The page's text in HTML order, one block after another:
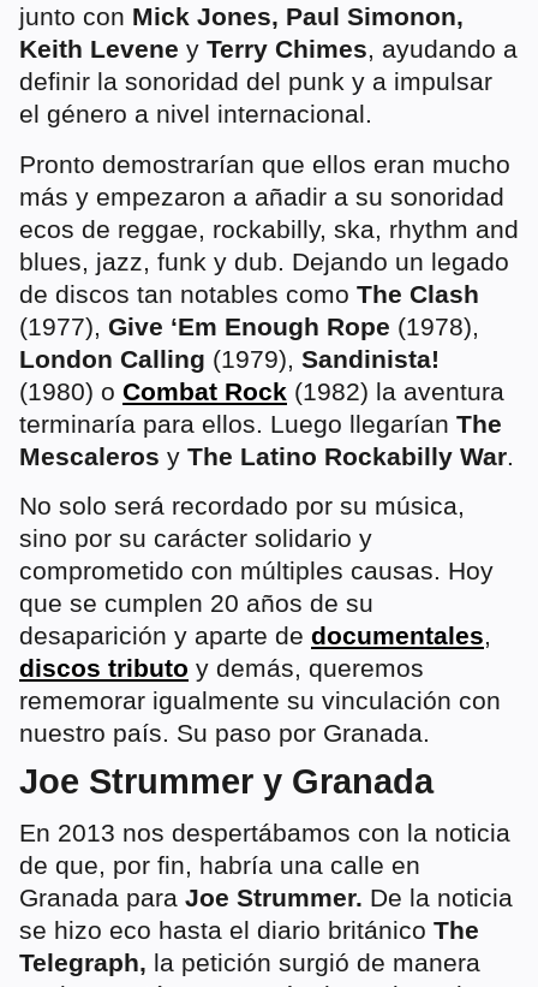
junto con Mick Jones, Paul Simonon,
Keith Levene y Terry Chimes, ayudando a
definir la sonoridad del punk y a impulsar
el género a nivel internacional.
Pronto demostrarían que ellos eran mucho
más y empezaron a añadir a su sonoridad
ecos de reggae, rockabilly, ska, rhythm and
blues, jazz, funk y dub. Dejando un legado
de discos tan notables como The Clash
(1977), Give ‘Em Enough Rope (1978),
London Calling (1979), Sandinista!
(1980) o Combat Rock (1982) la aventura
terminaría para ellos. Luego llegarían The
Mescaleros y The Latino Rockabilly War
No solo será recordado por su música,
sino por su carácter solidario y
comprometido con múltiples causas. Hoy
que se cumplen 20 años de su
desaparición y aparte de documentales,
discos tributo y demás, queremos
rememorar igualmente su vinculación con
nuestro país. Su paso por Granada.
Joe Strummer y Granada
En 2013 nos despertábamos con la noticia
de que, por fin, habría una calle en
Granada para Joe Strummer. De la noticia
se hizo eco hasta el diario británico The
Telegraph, la petición surgió de manera